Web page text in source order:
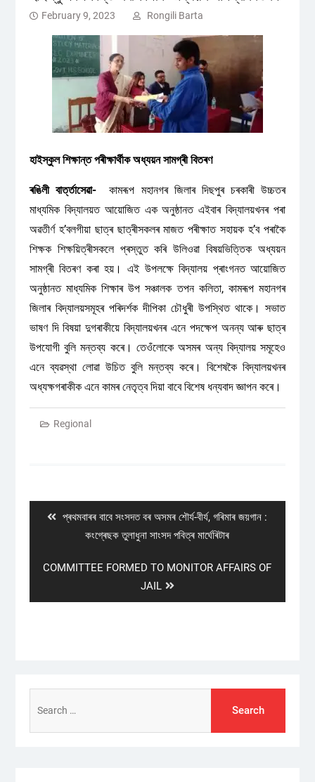
February 9, 2023 Rongili Barta
হাইস্কুল শিক্ষান্ত পৰীক্ষাৰ্থীক অধ্যয়ন সামগ্ৰী বিতৰণ
ৰঙিলী বাৰ্ত্তাসেৱা-কামৰূপ মহানগৰ জিলাৰ দিছপুৰ চৰকাৰী উচ্চতৰ
মাধ্যমিক বিদ্যালয়ত আয়োজিত এক অনুষ্ঠানত এইবাৰ বিদ্যালয়খনৰ পৰা
অৱতীৰ্ণ হ’বলগীয়া ছাত্ৰ ছাত্ৰীসকলৰ মাজত পৰীক্ষাত সহায়ক হ’ব পৰাকৈ
শিক্ষক শিক্ষয়িত্ৰীসকলে প্ৰস্তুত কৰি উলিওৱা বিষয়ভিত্তিক অধ্যয়ন
সামগ্ৰী বিতৰণ কৰা হয়। এই উপলক্ষে বিদ্যালয় প্ৰাংগনত আয়োজিত
অনুষ্ঠানত মাধ্যমিক শিক্ষাৰ উপ সঞ্চালক তপন কলিতা, কামৰূপ মহানগৰ
জিলাৰ বিদ্যালয়সমূহৰ পৰিদৰ্শক দীপিকা চৌধুৰী উপস্থিত থাকে। সভাত
ভাষণ দি বিষয়া দুগৰাকীয়ে বিদ্যালয়খনৰ এনে পদক্ষেপ অনন্য আৰু ছাত্ৰ
উপযোগী বুলি মন্তব্য কৰে। তেওঁলোকে অসমৰ অন্য বিদ্যালয় সমূহেও
এনে ব্যৱস্থা লোৱা উচিত বুলি মন্তব্য কৰে। বিশেষকৈ বিদ্যালয়খনৰ
অধ্যক্ষগৰাকীক এনে কামৰ নেতৃত্ব দিয়া বাবে বিশেষ ধন্যবাদ জ্ঞাপন কৰে।
Regional
Previous
post:
প্ৰথমবাৰৰ বাবে সংসদত বৰ অসমৰ শৌৰ্য-বীৰ্য, গৰিমাৰ জয়গান :
কংগ্ৰেছক তুলাধুনা সাংসদ পবিত্ৰ মাৰ্ঘেৰিটাৰ
Next
COMMITTEE FORMED TO MONITOR AFFAIRS OF
JAIL
for: